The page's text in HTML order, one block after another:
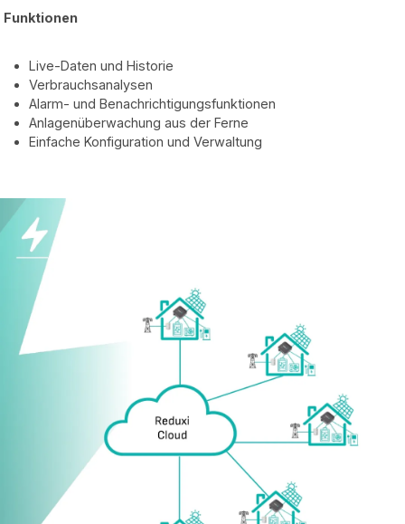
Funktionen
Live-Daten und Historie
Verbrauchsanalysen
Alarm- und Benachrichtigungsfunktionen
Anlagenüberwachung aus der Ferne
Einfache Konfiguration und Verwaltung